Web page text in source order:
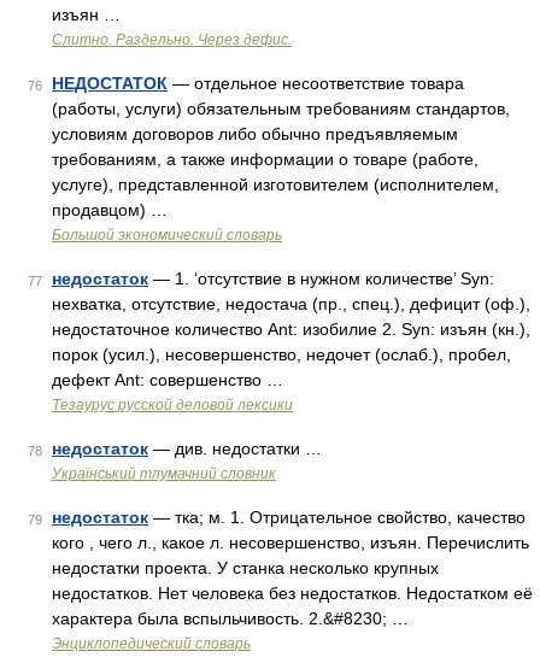
изъян …
Слитно. Раздельно. Через дефис.
76 НЕДОСТАТОК — отдельное несоответствие товара
(работы, услуги) обязательным требованиям стандартов,
условиям договоров либо обычно предъявляемым
требованиям, а также информации о товаре (работе,
услуге), представленной изготовителем (исполнителем,
продавцом) …
Большой экономический словарь
77 недостаток — 1. ‘отсутствие в нужном количестве’ Syn:
нехватка, отсутствие, недостача (пр., спец.), дефицит (оф.),
недостаточное количество Ant: изобилие 2. Syn: изъян (кн.),
порок (усил.), несовершенство, недочет (ослаб.), пробел,
дефект Ant: совершенство …
Тезаурус русской деловой лексики
78 недостаток — див. недостатки …
Український тлумачний словник
79 недостаток — тка; м. 1. Отрицательное свойство, качество
кого , чего л., какое л. несовершенство, изъян. Перечислить
недостатки проекта. У станка несколько крупных
недостатков. Нет человека без недостатков. Недостатком её
характера была вспыльчивость. 2.&#8230; …
Энциклопедический словарь